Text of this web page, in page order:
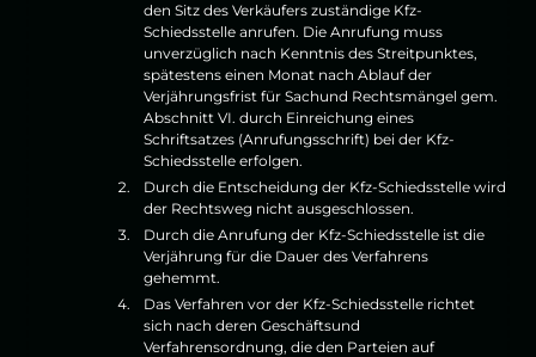
den Sitz des Verkäufers zuständige Kfz-
Schiedsstelle anrufen. Die Anrufung muss
unverzüglich nach Kenntnis des Streitpunktes,
spätestens einen Monat nach Ablauf der
Verjährungsfrist für Sachund Rechtsmängel gem.
Abschnitt VI. durch Einreichung eines
Schriftsatzes (Anrufungsschrift) bei der Kfz-
Schiedsstelle erfolgen.
Durch die Entscheidung der Kfz-Schiedsstelle wird
der Rechtsweg nicht ausgeschlossen.
Durch die Anrufung der Kfz-Schiedsstelle ist die
Verjährung für die Dauer des Verfahrens
gehemmt.
Das Verfahren vor der Kfz-Schiedsstelle richtet
sich nach deren Geschäftsund
Verfahrensordnung, die den Parteien auf